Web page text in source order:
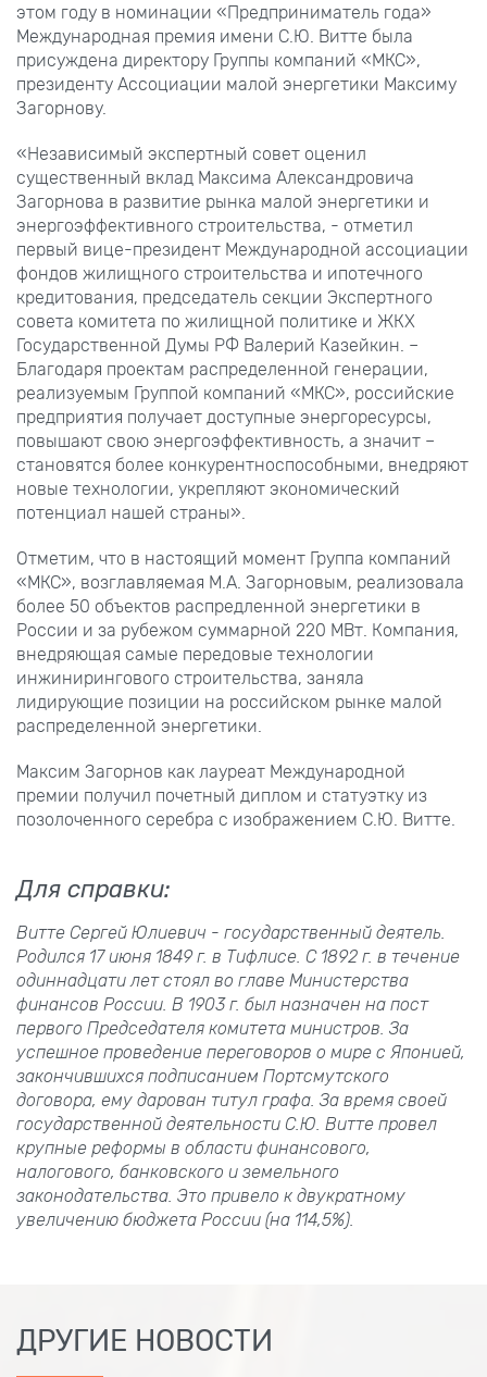
этом году в номинации «Предприниматель года»
Международная премия имени С.Ю. Витте была
присуждена директору Группы компаний «МКС»,
президенту Ассоциации малой энергетики Максиму
Загорнову.
«Независимый экспертный совет оценил
существенный вклад Максима Александровича
Загорнова в развитие рынка малой энергетики и
энергоэффективного строительства, - отметил
первый вице-президент Международной ассоциации
фондов жилищного строительства и ипотечного
кредитования, председатель секции Экспертного
совета комитета по жилищной политике и ЖКХ
Государственной Думы РФ Валерий Казейкин. –
Благодаря проектам распределенной генерации,
реализуемым Группой компаний «МКС», российские
предприятия получает доступные энергоресурсы,
повышают свою энергоэффективность, а значит –
становятся более конкурентноспособными, внедряют
новые технологии, укрепляют экономический
потенциал нашей страны».
Отметим, что в настоящий момент Группа компаний
«МКС», возглавляемая М.А. Загорновым, реализовала
более 50 объектов распредленной энергетики в
России и за рубежом суммарной 220 МВт. Компания,
внедряющая самые передовые технологии
инжинирингового строительства, заняла
лидирующие позиции на российском рынке малой
распределенной энергетики.
Максим Загорнов как лауреат Международной
премии получил почетный диплом и статуэтку из
позолоченного серебра с изображением С.Ю. Витте.
Для справки:
Витте Сергей Юлиевич - государственный деятель.
Родился 17 июня 1849 г. в Тифлисе. С 1892 г. в течение
одиннадцати лет стоял во главе Министерства
финансов России. В 1903 г. был назначен на пост
первого Председателя комитета министров. За
успешное проведение переговоров о мире с Японией,
закончившихся подписанием Портсмутского
договора, ему дарован титул графа. За время своей
государственной деятельности С.Ю. Витте провел
крупные реформы в области финансового,
налогового, банковского и земельного
законодательства. Это привело к двукратному
увеличению бюджета России (на 114,5%).
ДРУГИЕ НОВОСТИ